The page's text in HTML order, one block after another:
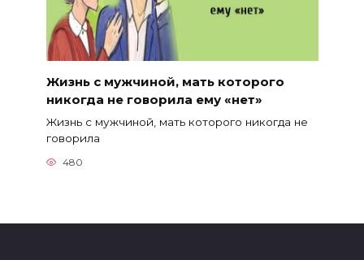
Жизнь с мужчиной, мать которого
никогда не говорила ему «нет»
Жизнь с мужчиной, мать которого никогда не
говорила
480